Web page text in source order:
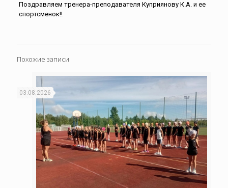
Поздравляем тренера-преподавателя Куприянову К.А. и ее
спортсменок!!
Похожие записи
03.08.2026